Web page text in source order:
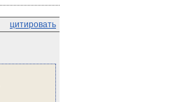
цитировать